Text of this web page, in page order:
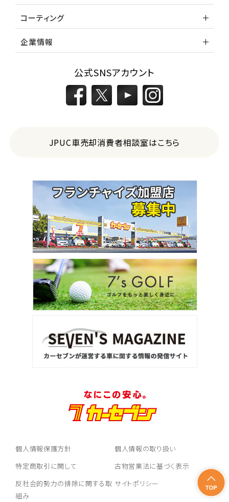
コーティング
企業情報
公式SNSアカウント
JPUC車売却消費者相談室はこちら
個人情報保護方針
個人情報の取り扱い
特定商取引に関して
古物営業法に基づく表示
反社会的勢力の排除に関する取
組み
サイトポリシー